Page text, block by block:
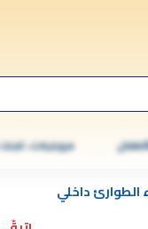
موبايلات،
داخلي